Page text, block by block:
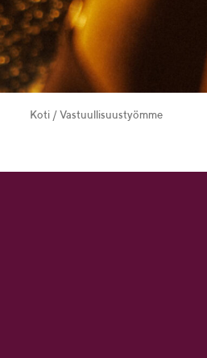
Koti / Vastuullisuustyömme